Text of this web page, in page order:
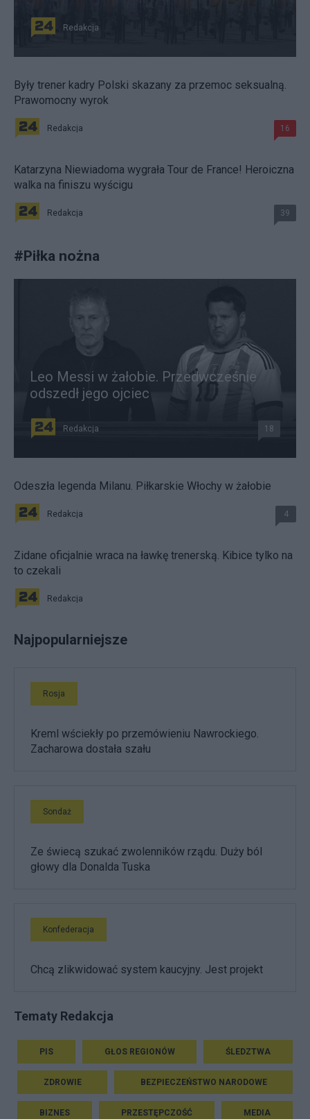
Redakcja
Były trener kadry Polski skazany za przemoc seksualną.
Prawomocny wyrok
Redakcja 16
Katarzyna Niewiadoma wygrała Tour de France! Heroiczna
walka na finiszu wyścigu
Redakcja 39
#Piłka nożna
Leo Messi w żałobie. Przedwcześnie
odszedł jego ojciec
Redakcja 18
Odeszła legenda Milanu. Piłkarskie Włochy w żałobie
Redakcja 4
Zidane oficjalnie wraca na ławkę trenerską. Kibice tylko na
to czekali
Redakcja
Najpopularniejsze
Rosja
Kreml wściekły po przemówieniu Nawrockiego.
Zacharowa dostała szału
Sondaż
Ze świecą szukać zwolenników rządu. Duży ból
głowy dla Donalda Tuska
Konfederacja
Chcą zlikwidować system kaucyjny. Jest projekt
Tematy Redakcja
PIS GŁOS REGIONÓW ŚLEDZTWA
ZDROWIE BEZPIECZEŃSTWO NARODOWE
BIZNES PRZESTĘPCZOŚĆ MEDIA